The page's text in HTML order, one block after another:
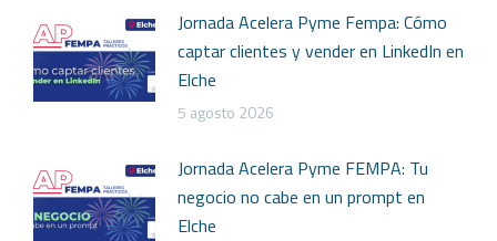
Jornada Acelera Pyme Fempa: Cómo
captar clientes y vender en LinkedIn en
Elche
5 agosto 2026
Jornada Acelera Pyme FEMPA: Tu
negocio no cabe en un prompt en
Elche